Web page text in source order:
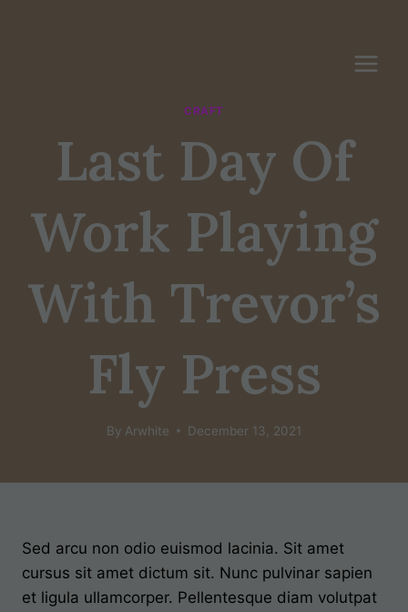
CRAFT
Last Day Of
Work Playing
With Trevor’s
Fly Press
By Arwhite December 13, 2021
Sed arcu non odio euismod lacinia. Sit amet
cursus sit amet dictum sit. Nunc pulvinar sapien
et ligula ullamcorper. Pellentesque diam volutpat